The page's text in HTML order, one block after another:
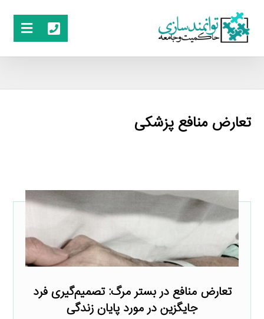
تعارض منافع پزشکی
تعارض منافع در بستر مرگ: تصمیم‌گیری فرد
جایگزین در مورد پایان زندگی